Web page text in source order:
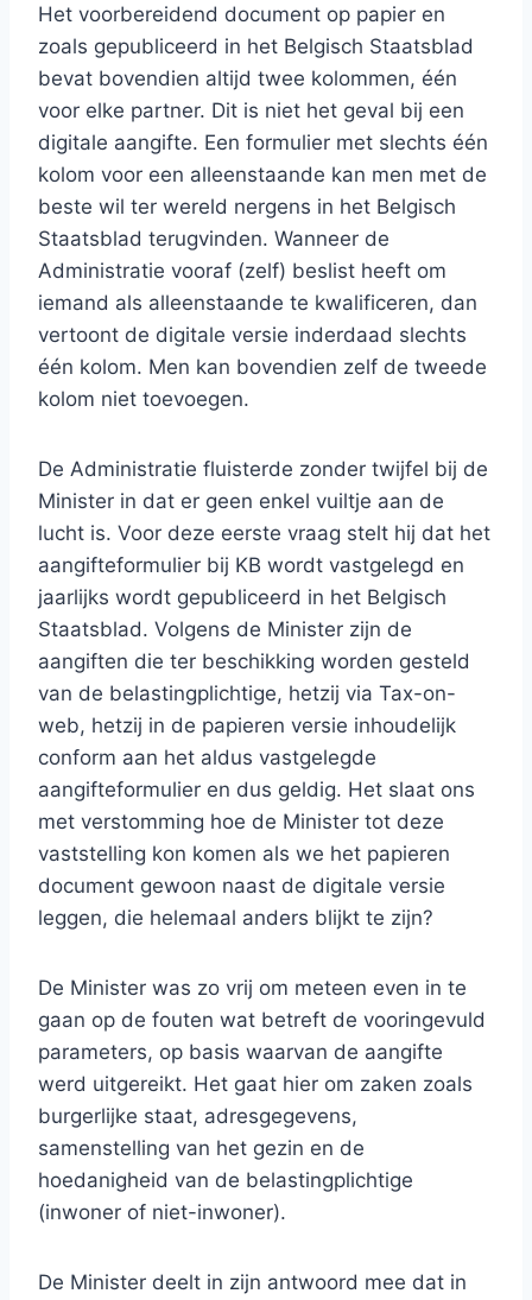
Het voorbereidend document op papier en
zoals gepubliceerd in het Belgisch Staatsblad
bevat bovendien altijd twee kolommen, één
voor elke partner. Dit is niet het geval bij een
digitale aangifte. Een formulier met slechts één
kolom voor een alleenstaande kan men met de
beste wil ter wereld nergens in het Belgisch
Staatsblad terugvinden. Wanneer de
Administratie vooraf (zelf) beslist heeft om
iemand als alleenstaande te kwalificeren, dan
vertoont de digitale versie inderdaad slechts
één kolom. Men kan bovendien zelf de tweede
kolom niet toevoegen.
De Administratie fluisterde zonder twijfel bij de
Minister in dat er geen enkel vuiltje aan de
lucht is. Voor deze eerste vraag stelt hij dat het
aangifteformulier bij KB wordt vastgelegd en
jaarlijks wordt gepubliceerd in het Belgisch
Staatsblad. Volgens de Minister zijn de
aangiften die ter beschikking worden gesteld
van de belastingplichtige, hetzij via Tax-on-
web, hetzij in de papieren versie inhoudelijk
conform aan het aldus vastgelegde
aangifteformulier en dus geldig. Het slaat ons
met verstomming hoe de Minister tot deze
vaststelling kon komen als we het papieren
document gewoon naast de digitale versie
leggen, die helemaal anders blijkt te zijn?
De Minister was zo vrij om meteen even in te
gaan op de fouten wat betreft de vooringevuld
parameters, op basis waarvan de aangifte
werd uitgereikt. Het gaat hier om zaken zoals
burgerlijke staat, adresgegevens,
samenstelling van het gezin en de
hoedanigheid van de belastingplichtige
(inwoner of niet-inwoner).
De Minister deelt in zijn antwoord mee dat in